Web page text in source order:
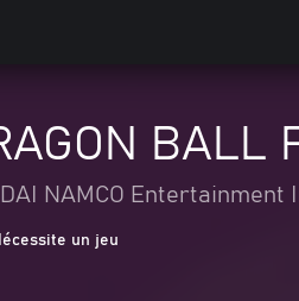
NAMCO Entertainment
un jeu